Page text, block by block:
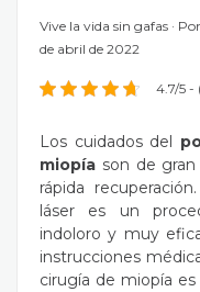
Vive la vida sin gafas Por
de abril de 2022
4.7/5 -
Los cuidados del
miopía son de
rápida
láser es un
indoloro y muy
instrucciones
cirugía de miopía